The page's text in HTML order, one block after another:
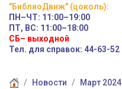
"БиблиоДвиж" (цоколь):
ПН–ЧТ: 11:00–19:00
ПТ, ВС: 11:00–18:00
СБ– выходной
Тел. для справок: 44-63-52
Новости Март 2024